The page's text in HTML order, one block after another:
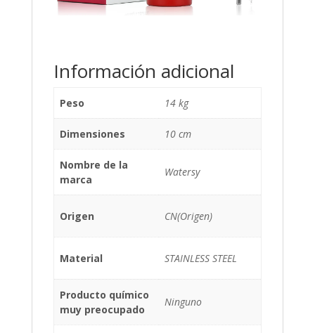
Información adicional
Peso 14 kg
Dimensiones 10 cm
Nombre de la
marca
Watersy
Origen CN(Origen)
Material STAINLESS STEEL
Producto químico
muy preocupado
Ninguno